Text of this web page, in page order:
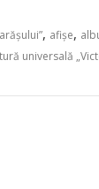
, afișe,
universală